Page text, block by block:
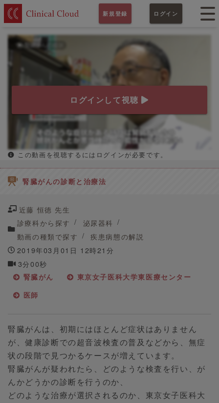
新規登録 ログイン
ログインして視聴
この動画を視聴するにはログインが必要です。
腎臓がんの診断と治療法
近藤 恒徳 先生
診療科から探す
泌尿器科
動画の種類で探す
疾患病態の解説
2019年03月01日 12時21分
3分00秒
腎臓がん
東京女子医科大学東医療センター
医師
腎臓がんは、初期にはほとんど症状はありません
が、健康診断での超音波検査の普及などから、無症
状の段階で見つかるケースが増えています。
腎臓がんが疑われたら、どのような検査を行い、が
んかどうかの診断を行うのか、
どのような治療が選択されるのか、東京女子医科大